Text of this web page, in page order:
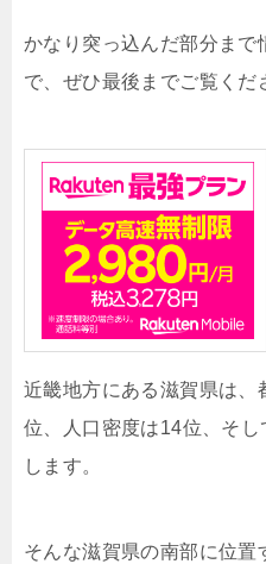
かなり突っ込んだ部分まで
で、ぜひ最後までご覧くだ
近畿地方にある滋賀県は
位、人口密度は14位、そ
します。
そんな滋賀県の南部に位置